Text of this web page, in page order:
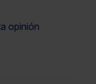
opinión